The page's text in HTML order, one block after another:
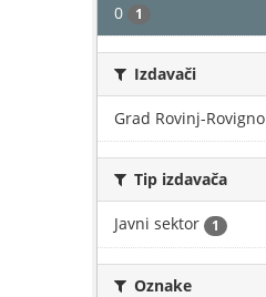
0 1
Izdavači
Grad Rovinj-Rovigno
Tip izdavača
Javni sektor 1
Oznake